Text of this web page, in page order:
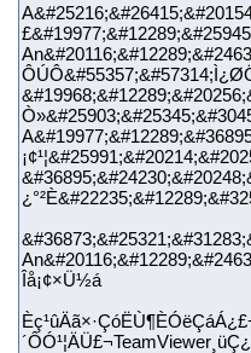
Îå¡¢×Ü½á